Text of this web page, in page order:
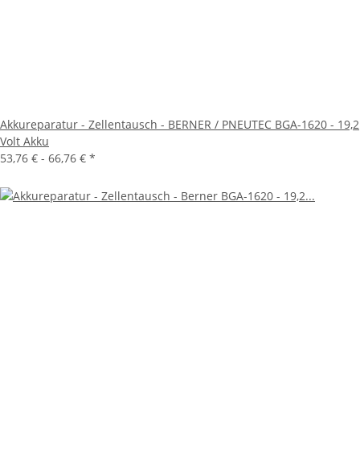
Akkureparatur - Zellentausch - BERNER / PNEUTEC BGA-1620 - 19,2
Volt Akku
53,76 € - 66,76 € *